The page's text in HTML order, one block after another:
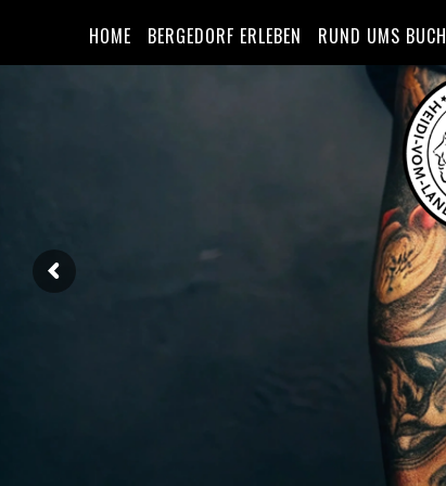
HOME BERGEDORF ERLEBEN RUND UMS BUCH